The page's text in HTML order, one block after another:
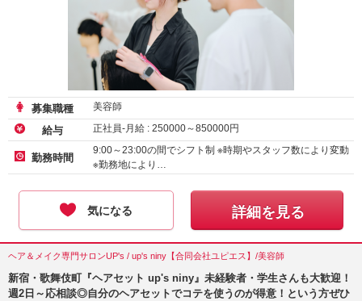
募集職種 美容師
給与 正社員-月給 : 250000～850000円
勤務時間
9:00～23:00の間でシフト制 ※時期やスタッフ数により変動
※勤務地により…
気になる 詳細を見る
ヘア＆メイク専門サロンUP's / up's niny【合同会社ユピエス】/美容師
新宿・歌舞伎町『ヘアセット up's niny』未経験者・学生さんも大歓迎！
週2日～応相談◎自分のヘアセットでコテを使うのが得意！という方ぜひ